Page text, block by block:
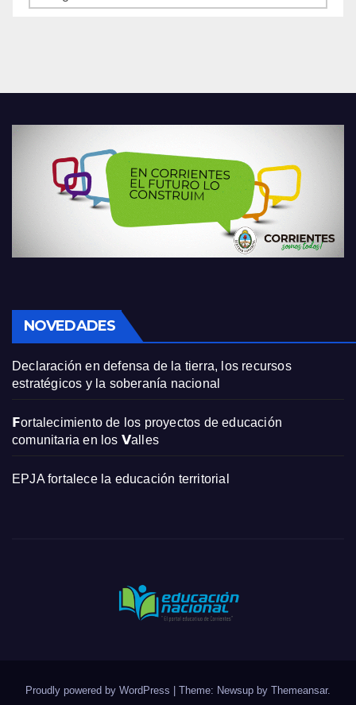
NOVEDADES
Declaración en defensa de la tierra, los recursos
estratégicos y la soberanía nacional
𝗙ortalecimiento de los proyectos de educación
comunitaria en los 𝗩alles
EPJA fortalece la educación territorial
Proudly powered by WordPress Theme: Newsup by Themeansar.